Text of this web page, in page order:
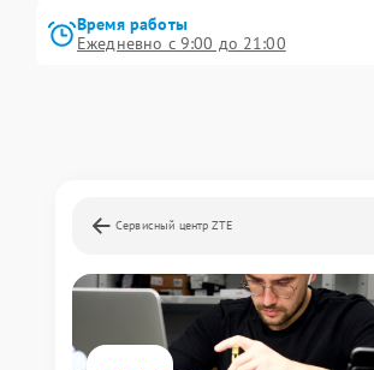
Время работы
Ежедневно с 9:00 до 21:00
Сервисный центр ZTE